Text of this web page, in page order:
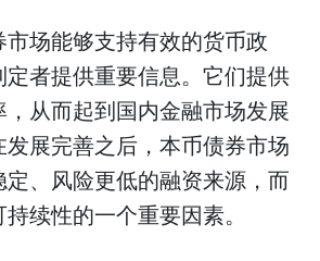
场能够支持有效的货币政
者提供重要信息。它们提供
从而起到国内金融市场发展
展完善之后，本币债券市场
、风险更低的融资来源，而
续性的一个重要因素。